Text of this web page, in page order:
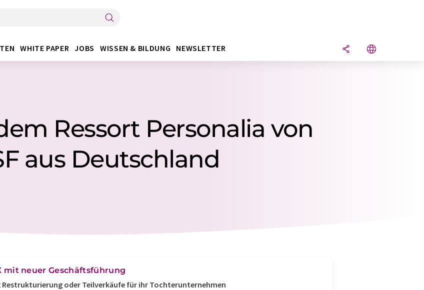
WHITE PAPER JOBS WISSEN & BILDUNG NEWSLETTER
Ressort Personalia von
aus Deutschland
mit neuer Geschäftsführung
Restrukturierung oder Teilverkäufe für ihr Tochterunternehmen